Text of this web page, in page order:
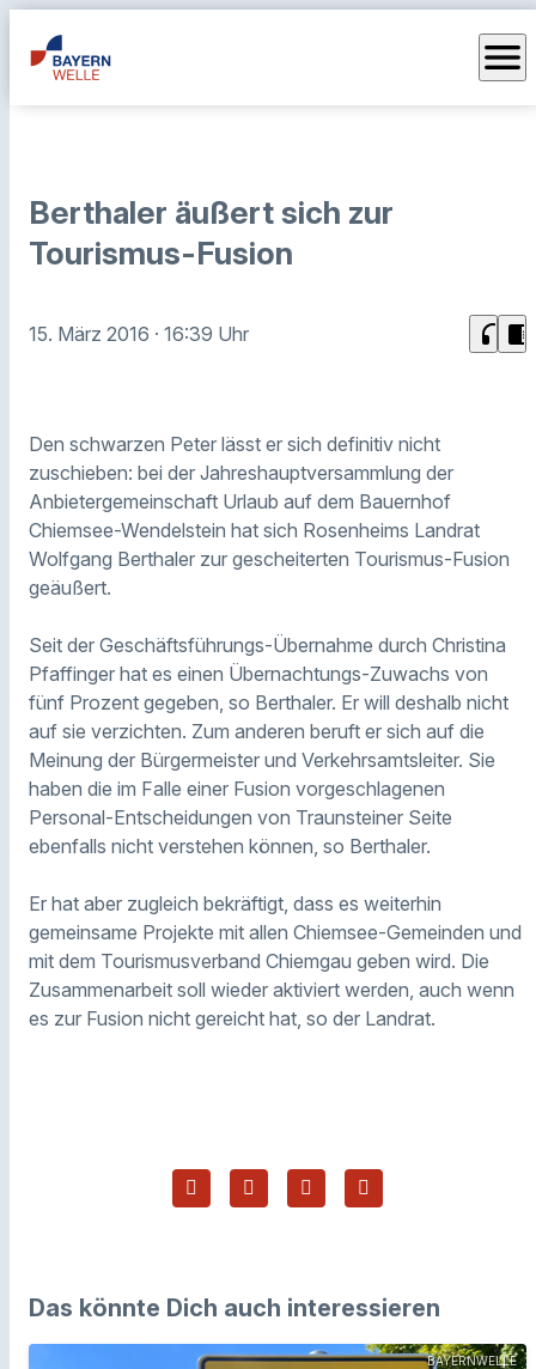
menu
Berthaler äußert sich zur
Tourismus-Fusion
15. März 2016 · 16:39 Uhr headphones chrome_reader_mode
Den schwarzen Peter lässt er sich definitiv nicht
zuschieben: bei der Jahreshauptversammlung der
Anbietergemeinschaft Urlaub auf dem Bauernhof
Chiemsee-Wendelstein hat sich Rosenheims Landrat
Wolfgang Berthaler zur gescheiterten Tourismus-Fusion
geäußert.
Seit der Geschäftsführungs-Übernahme durch Christina
Pfaffinger hat es einen Übernachtungs-Zuwachs von
fünf Prozent gegeben, so Berthaler. Er will deshalb nicht
auf sie verzichten. Zum anderen beruft er sich auf die
Meinung der Bürgermeister und Verkehrsamtsleiter. Sie
haben die im Falle einer Fusion vorgeschlagenen
Personal-Entscheidungen von Traunsteiner Seite
ebenfalls nicht verstehen können, so Berthaler.
Er hat aber zugleich bekräftigt, dass es weiterhin
gemeinsame Projekte mit allen Chiemsee-Gemeinden und
mit dem Tourismusverband Chiemgau geben wird. Die
Zusammenarbeit soll wieder aktiviert werden, auch wenn
es zur Fusion nicht gereicht hat, so der Landrat.
Das könnte Dich auch interessieren
BAYERNWELLE